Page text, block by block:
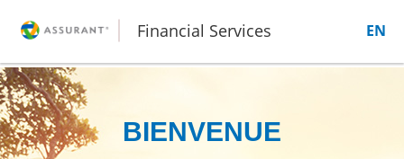
Financial Services EN
BIENVENUE